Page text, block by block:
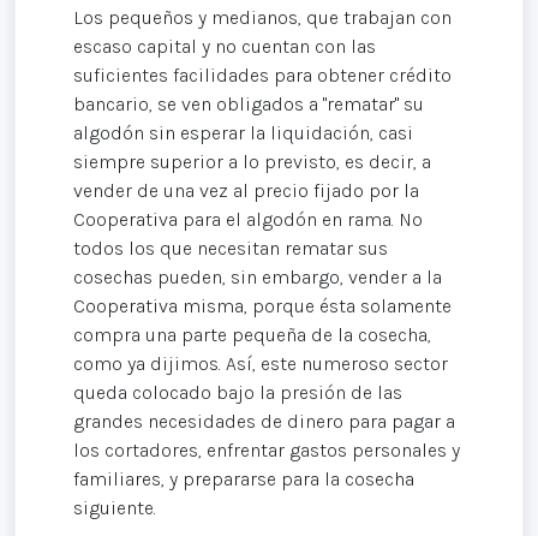
Los pequeños y medianos, que trabajan con
escaso capital y no cuentan con las
suficientes facilidades para obtener crédito
bancario, se ven obligados a "rematar" su
algodón sin esperar la liquidación, casi
siempre superior a lo previsto, es decir, a
vender de una vez al precio fijado por la
Cooperativa para el algodón en rama. No
todos los que necesitan rematar sus
cosechas pueden, sin embargo, vender a la
Cooperativa misma, porque ésta solamente
compra una parte pequeña de la cosecha,
como ya dijimos. Así, este numeroso sector
queda colocado bajo la presión de las
grandes necesidades de dinero para pagar a
los cortadores, enfrentar gastos personales y
familiares, y prepararse para la cosecha
siguiente.